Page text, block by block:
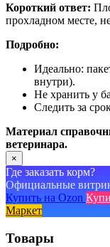
Короткий ответ:
прохладном месте,
Подробно:
Идеально:
внутри).
Не хранить у
Следить за
Материал
ветеринара.
×
Где заказать корм?
Официальные
Купить на Ozon
Маркет
Товары